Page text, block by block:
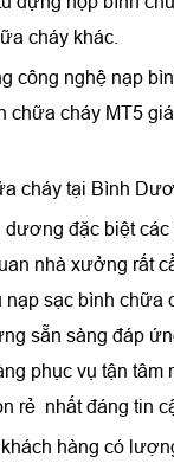
cháy khác.
công nghệ nạp
chữa cháy MT5
cháy tại Bình
dương đặc biệt
nhà xưởng rất
nạp sạc bình chữa
sẵn sàng đáp
phục vụ tận tâm
rẻ nhất đáng tin
hàng có